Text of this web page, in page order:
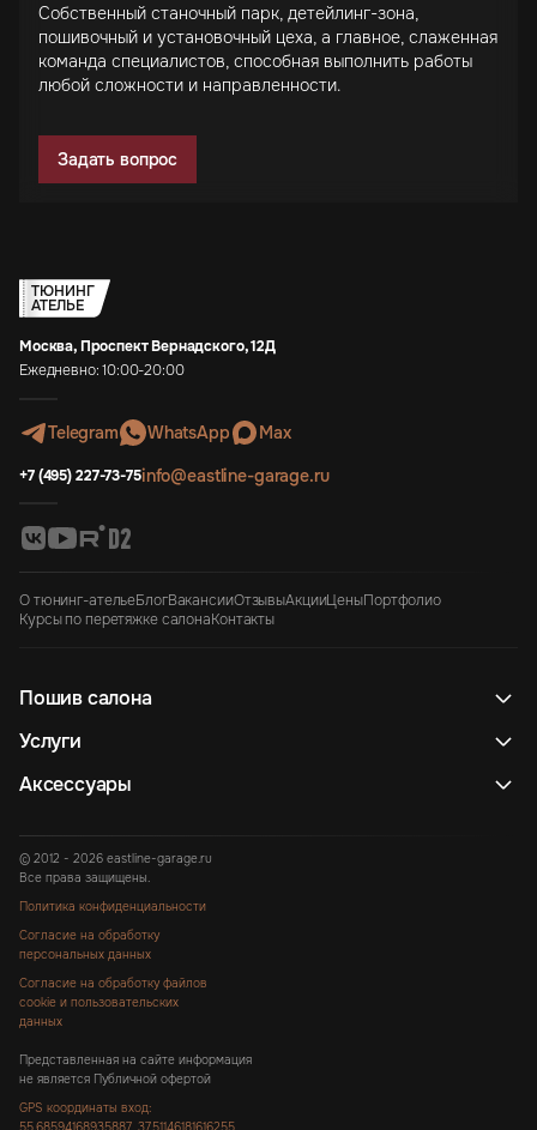
Собственный станочный парк, детейлинг-зона,
пошивочный и установочный цеха, а главное, слаженная
команда специалистов, способная выполнить работы
любой сложности и направленности.
Задать вопрос
ТЮНИНГ
АТЕЛЬЕ
Москва, Проспект Вернадского, 12Д
Ежедневно: 10:00-20:00
Telegram WhatsApp Max
+7 (495) 227-73-75info@eastline-garage.ru
О тюнинг-ательеБлогВакансииОтзывыАкцииЦеныПортфолио
Курсы по перетяжке салонаКонтакты
Пошив салона
Услуги
Аксессуары
© 2012 - 2026 eastline-garage.ru
Все права защищены.
Политика конфиденциальности
Согласие на обработку
персональных данных
Согласие на обработку файлов
cookie и пользовательских
данных
Представленная на сайте информация
не является Публичной офертой
GPS координаты вход: